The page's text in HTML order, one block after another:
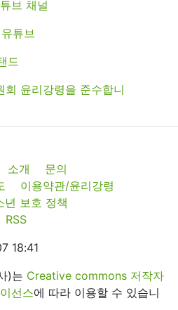
소개
문의
이용약관/윤리강령
년 보호 정책
RSS
18:41
)는 Creative commons 저작자
선스에 따라 이용할 수 있습니